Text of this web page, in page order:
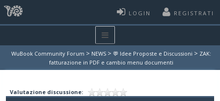
LOGIN REGISTRATI
WuBook Community Forum > NEWS > 💬 Idee Proposte e Discussioni > ZAK:
fatturazione in PDF e cambio menu documenti
Valutazione discussione: